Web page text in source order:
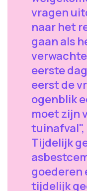
vragen
naar het
gaan als
eerste
eerst de
ogenblik
moet zijn
tuinafval",
Tijdelijk
goederen
tijdelijk